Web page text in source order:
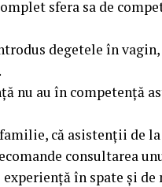
sfera sa de
degetele în
nu au în competență
că asistenții de
consultarea
în spate și de